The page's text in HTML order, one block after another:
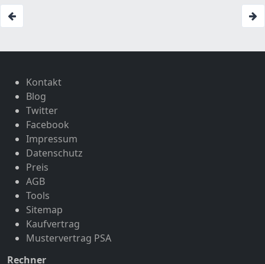
Kontakt
Blog
Twitter
Facebook
Impressum
Datenschutz
Preis
AGB
Tools
Sitemap
Kaufvertrag
Mustervertrag PSA
Rechner